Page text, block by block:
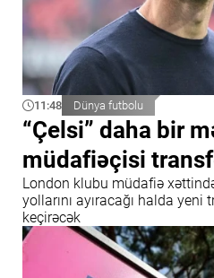
11:48 Dünya futbolu
“Çelsi” daha bir
müdafiəçisi
London klubu müdafiə
yollarını ayıracağı halda yeni
keçirəcək